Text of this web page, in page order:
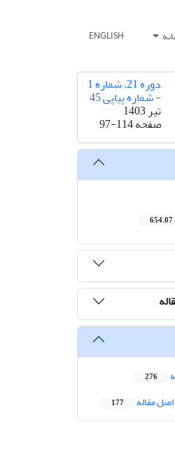
ENGLISH
دوره 21، شماره 1
- شماره پیاپی 45
تیر 1403
صفحه97-114
276
مقاله 177